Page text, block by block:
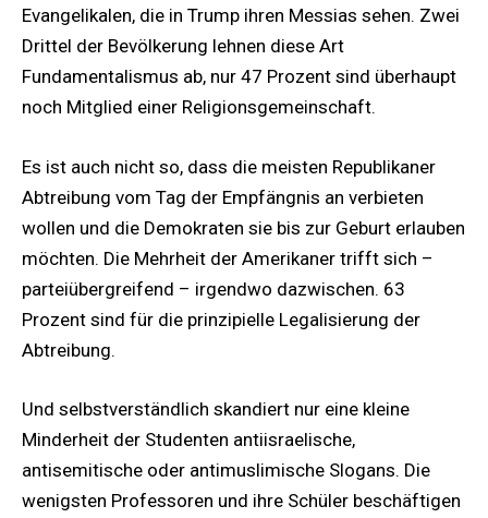
Evangelikalen, die in Trump ihren Messias sehen. Zwei
Drittel der Bevölkerung lehnen diese Art
Fundamentalismus ab, nur 47 Prozent sind überhaupt
noch Mitglied einer Religionsgemeinschaft.
Es ist auch nicht so, dass die meisten Republikaner
Abtreibung vom Tag der Empfängnis an verbieten
wollen und die Demokraten sie bis zur Geburt erlauben
möchten. Die Mehrheit der Amerikaner trifft sich –
parteiübergreifend – irgendwo dazwischen. 63
Prozent sind für die prinzipielle Legalisierung der
Abtreibung.
Und selbstverständlich skandiert nur eine kleine
Minderheit der Studenten antiisraelische,
antisemitische oder antimuslimische Slogans. Die
wenigsten Professoren und ihre Schüler beschäftigen